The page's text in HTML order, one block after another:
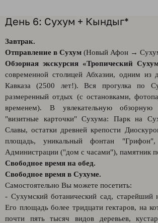
День 6: Сухум + Кындыг*
Завтрак.
Отправление в Сухум (Новый Афон →
Обзорная экскурсия «Тропический
современной столицей Абхазии, одним из
Кавказа (2500 лет!). Вся прогулка по
размеренный отдых (с остановками,
временем). В увлекательную обзорную
"визитные карточки" Сухума: Парк на
Славы, остатки древней крепости
площадь, уникальный фонтан "Грифон",
Администрации ("дом с часами"), памятник
Свободное время на обед.
Свободное время в Сухуме.
Самостоятельно Вы можете посетить:
- Сухумский ботанический сад, старейший
Его площадь более тридцати гектаров, на
почти пять тысяч видов деревьев,